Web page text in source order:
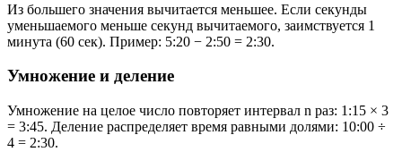
Из большего значения вычитается меньшее. Если секунды
уменьшаемого меньше секунд вычитаемого, заимствуется 1
минута (60 сек). Пример: 5:20 − 2:50 = 2:30.
Умножение и деление
Умножение на целое число повторяет интервал n раз: 1:15 × 3
= 3:45. Деление распределяет время равными долями: 10:00 ÷
4 = 2:30.